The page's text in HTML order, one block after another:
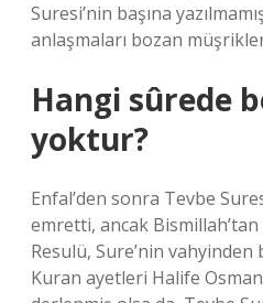
Suresi’nin başına
anlaşmaları bozan
Hangi sûrede
yoktur?
Enfal’den sonra Tevbe
emretti, ancak Bismillah’tan
Resulü, Sure’nin
Kuran ayetleri Halife